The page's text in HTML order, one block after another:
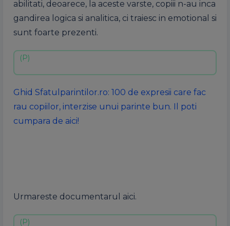
abilitati, deoarece, la aceste varste, copiii n-au inca
gandirea logica si analitica, ci traiesc in emotional si
sunt foarte prezenti.
Ghid Sfatulparintilor.ro: 100 de expresii care fac
rau copiilor, interzise unui parinte bun. Il poti
cumpara de aici!
Urmareste documentarul aici.